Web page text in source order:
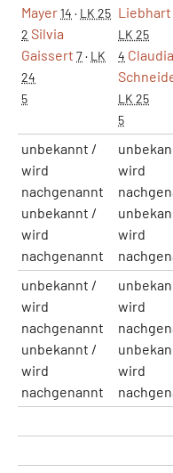
Mayer14 · LK 25
2 Silvia
Gaissert 7· LK
24
5
Liebhart
LK 25
4 Claudia
LK 25
5
unbekannt /
wird
nachgenannt
unbekannt /
wird
nachgenannt
wird
wird
unbekannt /
wird
nachgenannt
unbekannt /
wird
nachgenannt
wird
wird